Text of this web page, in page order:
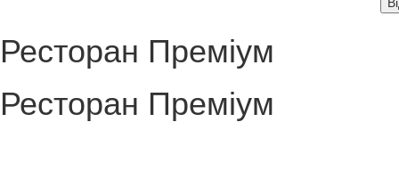
Ресторан Преміум
Ресторан Преміум